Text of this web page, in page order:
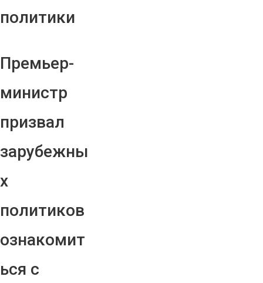
политики
Премьер-
министр
призвал
зарубежны
х
политиков
ознакомит
ься с